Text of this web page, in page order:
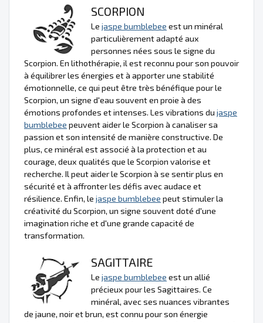
SCORPION
Le jaspe bumblebee est un minéral
particulièrement adapté aux
personnes nées sous le signe du
Scorpion. En lithothérapie, il est reconnu pour son pouvoir
à équilibrer les énergies et à apporter une stabilité
émotionnelle, ce qui peut être très bénéfique pour le
Scorpion, un signe d'eau souvent en proie à des
émotions profondes et intenses. Les vibrations du jaspe
bumblebee peuvent aider le Scorpion à canaliser sa
passion et son intensité de manière constructive. De
plus, ce minéral est associé à la protection et au
courage, deux qualités que le Scorpion valorise et
recherche. Il peut aider le Scorpion à se sentir plus en
sécurité et à affronter les défis avec audace et
résilience. Enfin, le jaspe bumblebee peut stimuler la
créativité du Scorpion, un signe souvent doté d'une
imagination riche et d'une grande capacité de
transformation.
SAGITTAIRE
Le jaspe bumblebee est un allié
précieux pour les Sagittaires. Ce
minéral, avec ses nuances vibrantes
de jaune, noir et brun, est connu pour son énergie